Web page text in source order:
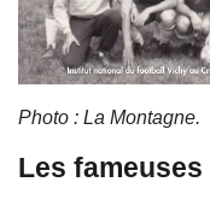
Photo : La Montagne.
Les